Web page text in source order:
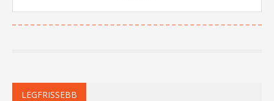
LEGFRISSEBB